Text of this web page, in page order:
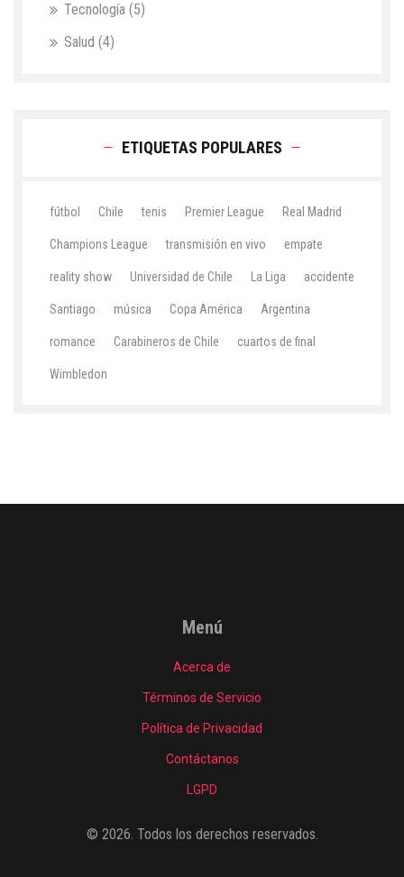
Tecnología (5)
Salud (4)
ETIQUETAS POPULARES
fútbol Chile tenis Premier League Real Madrid
Champions League transmisión en vivo empate
reality show Universidad de Chile La Liga accidente
Santiago música Copa América Argentina
romance Carabineros de Chile cuartos de final
Wimbledon
Menú
Acerca de
Términos de Servicio
Política de Privacidad
Contáctanos
LGPD
© 2026. Todos los derechos reservados.